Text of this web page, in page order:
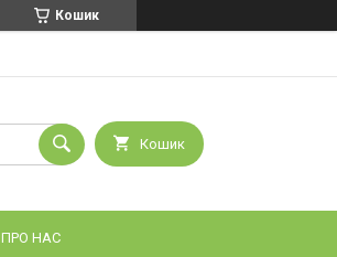
Кошик
Кошик
ПРО НАС